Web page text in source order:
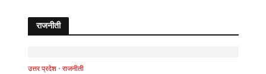
राजनीती
उत्तर प्रदेश • राजनीती